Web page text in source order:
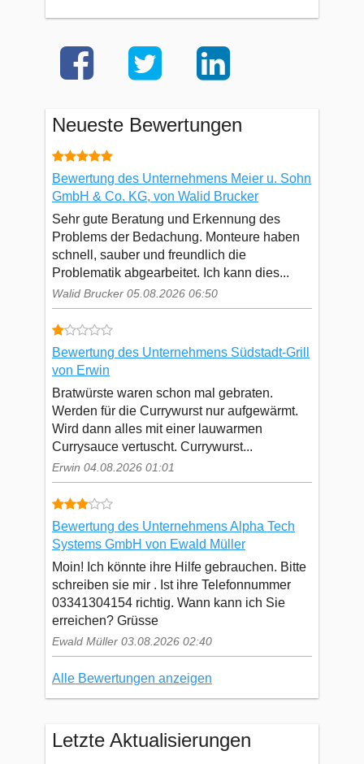
Neueste Bewertungen
Bewertung des Unternehmens Meier u. Sohn
GmbH & Co. KG, von Walid Brucker
Sehr gute Beratung und Erkennung des
Problems der Bedachung. Monteure haben
schnell, sauber und freundlich die
Problematik abgearbeitet. Ich kann dies...
Walid Brucker 05.08.2026 06:50
Bewertung des Unternehmens Südstadt-Grill
von Erwin
Bratwürste waren schon mal gebraten.
Werden für die Currywurst nur aufgewärmt.
Wird dann alles mit einer lauwarmen
Currysauce vertuscht. Currywurst...
Erwin 04.08.2026 01:01
Bewertung des Unternehmens Alpha Tech
Systems GmbH von Ewald Müller
Moin! Ich könnte ihre Hilfe gebrauchen. Bitte
schreiben sie mir . Ist ihre Telefonnummer
03341304154 richtig. Wann kann ich Sie
erreichen? Grüsse
Ewald Müller 03.08.2026 02:40
Alle Bewertungen anzeigen
Letzte Aktualisierungen